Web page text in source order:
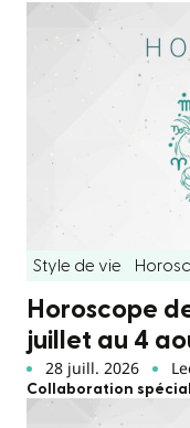
Style de vie
Horoscope
juillet au 4
28 juill. 2026
Collaboration